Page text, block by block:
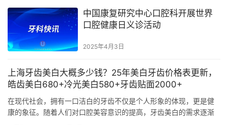
中国康复研究中心口腔科开展世界
口腔健康日义诊活动
2025年4月3日
上海牙齿美白大概多少钱？25年美白牙齿价格表更新，
皓齿美白680+冷光美白580+牙齿贴面2000+
在现代社会，拥有一口洁白的牙齿不仅是个人形象的体现，更是健
康的象征。随着人们对口腔美容意识的提高，牙齿美白的需求逐渐